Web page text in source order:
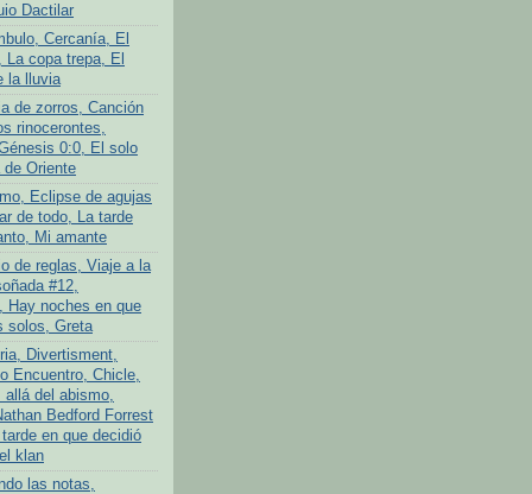
Dactilar
Cercanía, El
La copa trepa, El
la lluvia
de zorros, Canción
rinocerontes,
0:0, El solo
Oriente
Eclipse de agujas
de todo, La tarde
Mi amante
de reglas, Viaje a la
#12,
Hay noches en que
solos, Greta
Divertisment,
Encuentro, Chicle,
allá del abismo,
Bedford Forrest
en que decidió
klan
las notas,